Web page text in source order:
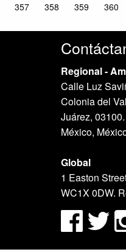
357 358 359 360
Regional -
Calle Luz
Colonia del
Juárez,
México,
Global
1 Easton
WC1X 0DW.